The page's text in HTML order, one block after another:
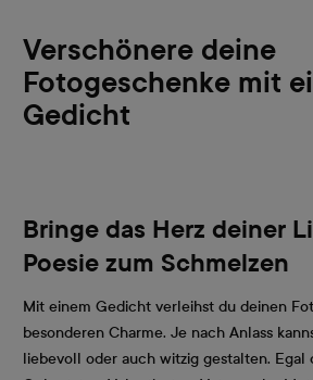
Verschönere deine
Fotogeschenke mit
Gedicht
Bringe das Herz deiner
Poesie zum Schmelzen
Mit einem Gedicht verleihst du deinen
besonderen Charme. Je nach Anlass
liebevoll oder auch witzig gestalten. Egal